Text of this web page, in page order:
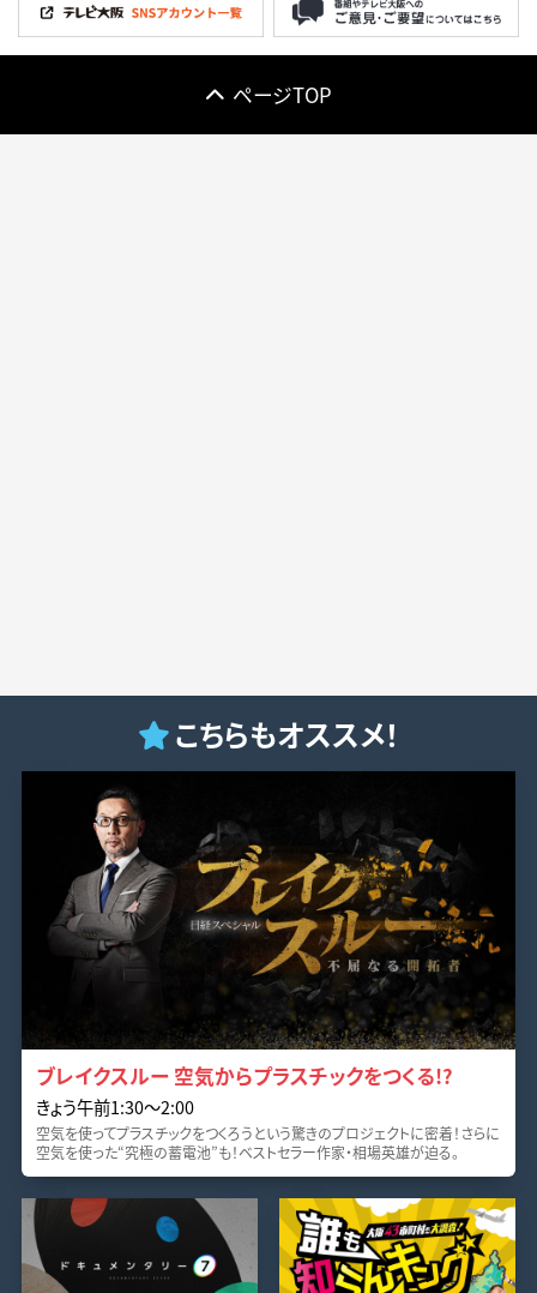
ページTOP
こちらもオススメ！
ブレイクスルー 空気からプラスチックをつくる!?
きょう午前1:30〜2:00
空気を使ってプラスチックをつくろうという驚きのプロジェクトに密着！さらに
空気を使った“究極の蓄電池”も！ベストセラー作家・相場英雄が迫る。